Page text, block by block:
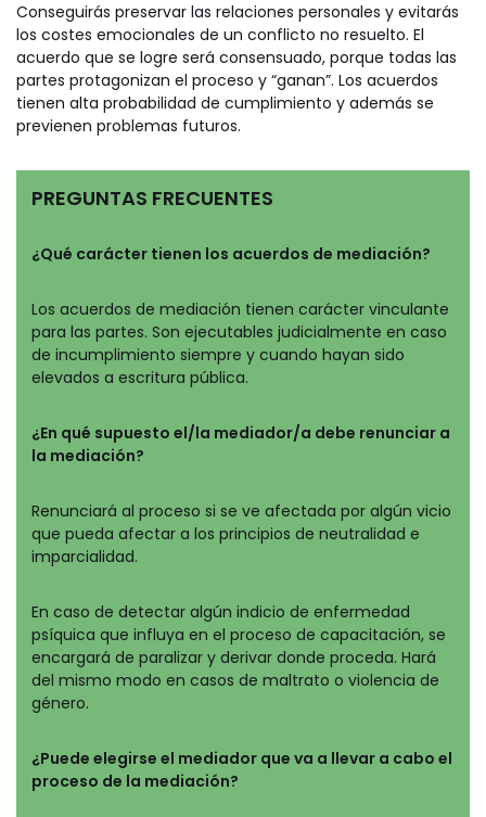
Conseguirás preservar las relaciones personales y evitarás
los costes emocionales de un conflicto no resuelto. El
acuerdo que se logre será consensuado, porque todas las
partes protagonizan el proceso y “ganan”. Los acuerdos
tienen alta probabilidad de cumplimiento y además se
previenen problemas futuros.
PREGUNTAS FRECUENTES
¿Qué carácter tienen los acuerdos de mediación?
Los acuerdos de mediación tienen carácter vinculante
para las partes. Son ejecutables judicialmente en caso
de incumplimiento siempre y cuando hayan sido
elevados a escritura pública.
¿En qué supuesto el/la mediador/a debe renunciar a
la mediación?
Renunciará al proceso si se ve afectada por algún vicio
que pueda afectar a los principios de neutralidad e
imparcialidad.
En caso de detectar algún indicio de enfermedad
psíquica que influya en el proceso de capacitación, se
encargará de paralizar y derivar donde proceda. Hará
del mismo modo en casos de maltrato o violencia de
género.
¿Puede elegirse el mediador que va a llevar a cabo el
proceso de la mediación?